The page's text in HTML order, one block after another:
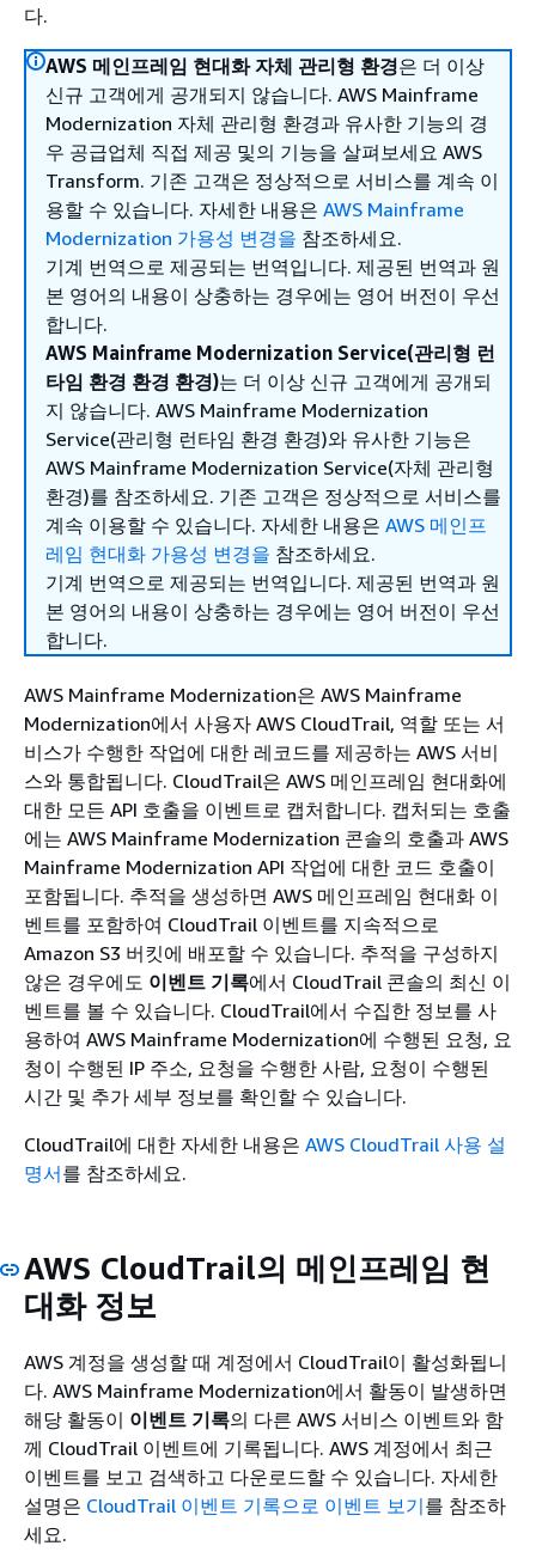
다.
AWS 메인프레임 현대화 자체 관리형 환경은 더 이상
신규 고객에게 공개되지 않습니다. AWS Mainframe
Modernization 자체 관리형 환경과 유사한 기능의 경
우 공급업체 직접 제공 및의 기능을 살펴보세요 AWS
Transform. 기존 고객은 정상적으로 서비스를 계속 이
용할 수 있습니다. 자세한 내용은 AWS Mainframe
Modernization 가용성 변경을 참조하세요.
기계 번역으로 제공되는 번역입니다. 제공된 번역과 원
본 영어의 내용이 상충하는 경우에는 영어 버전이 우선
합니다.
AWS Mainframe Modernization Service(관리형 런
타임 환경 환경 환경)는 더 이상 신규 고객에게 공개되
지 않습니다. AWS Mainframe Modernization
Service(관리형 런타임 환경 환경)와 유사한 기능은
AWS Mainframe Modernization Service(자체 관리형
환경)를 참조하세요. 기존 고객은 정상적으로 서비스를
계속 이용할 수 있습니다. 자세한 내용은 AWS 메인프
레임 현대화 가용성 변경을 참조하세요.
기계 번역으로 제공되는 번역입니다. 제공된 번역과 원
본 영어의 내용이 상충하는 경우에는 영어 버전이 우선
합니다.
AWS Mainframe Modernization은 AWS Mainframe
Modernization에서 사용자 AWS CloudTrail, 역할 또는 서
비스가 수행한 작업에 대한 레코드를 제공하는 AWS 서비
스와 통합됩니다. CloudTrail은 AWS 메인프레임 현대화에
대한 모든 API 호출을 이벤트로 캡처합니다. 캡처되는 호출
에는 AWS Mainframe Modernization 콘솔의 호출과 AWS
Mainframe Modernization API 작업에 대한 코드 호출이
포함됩니다. 추적을 생성하면 AWS 메인프레임 현대화 이
벤트를 포함하여 CloudTrail 이벤트를 지속적으로
Amazon S3 버킷에 배포할 수 있습니다. 추적을 구성하지
않은 경우에도 이벤트 기록에서 CloudTrail 콘솔의 최신 이
벤트를 볼 수 있습니다. CloudTrail에서 수집한 정보를 사
용하여 AWS Mainframe Modernization에 수행된 요청, 요
청이 수행된 IP 주소, 요청을 수행한 사람, 요청이 수행된
시간 및 추가 세부 정보를 확인할 수 있습니다.
CloudTrail에 대한 자세한 내용은 AWS CloudTrail 사용 설
명서를 참조하세요.
AWS CloudTrail의 메인프레임 현
대화 정보
AWS 계정을 생성할 때 계정에서 CloudTrail이 활성화됩니
다. AWS Mainframe Modernization에서 활동이 발생하면
해당 활동이 이벤트 기록의 다른 AWS 서비스 이벤트와 함
께 CloudTrail 이벤트에 기록됩니다. AWS 계정에서 최근
이벤트를 보고 검색하고 다운로드할 수 있습니다. 자세한
설명은 CloudTrail 이벤트 기록으로 이벤트 보기를 참조하
세요.